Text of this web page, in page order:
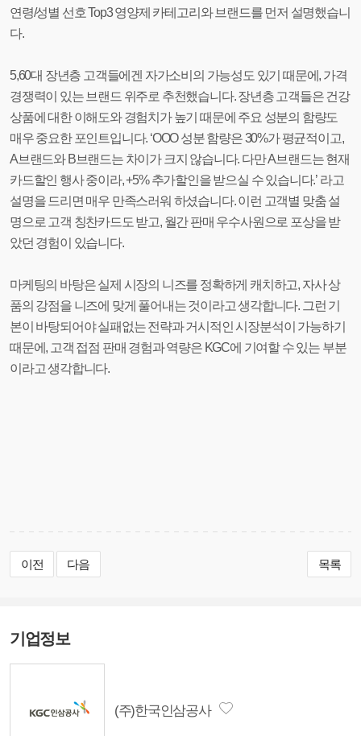
연령/성별 선호 Top3 영양제 카테고리와 브랜드를 먼저 설명했습니
다.
5,60대 장년층 고객들에겐 자가소비의 가능성도 있기 때문에, 가격
경쟁력이 있는 브랜드 위주로 추천했습니다. 장년층 고객들은 건강
상품에 대한 이해도와 경험치가 높기 때문에 주요 성분의 함량도
매우 중요한 포인트입니다. ‘OOO 성분 함량은 30%가 평균적이고,
A브랜드와 B브랜드는 차이가 크지 않습니다. 다만 A브랜드는 현재
카드할인 행사 중이라, +5% 추가할인을 받으실 수 있습니다.’ 라고
설명을 드리면 매우 만족스러워 하셨습니다. 이런 고객별 맞춤 설
명으로 고객 칭찬카드도 받고, 월간 판매 우수사원으로 포상을 받
았던 경험이 있습니다.
마케팅의 바탕은 실제 시장의 니즈를 정확하게 캐치하고, 자사 상
품의 강점을 니즈에 맞게 풀어내는 것이라고 생각합니다. 그런 기
본이 바탕되어야 실패없는 전략과 거시적인 시장분석이 가능하기
때문에, 고객 접점 판매 경험과 역량은 KGC에 기여할 수 있는 부분
이라고 생각합니다.
이전 다음 목록
기업정보
(주)한국인삼공사